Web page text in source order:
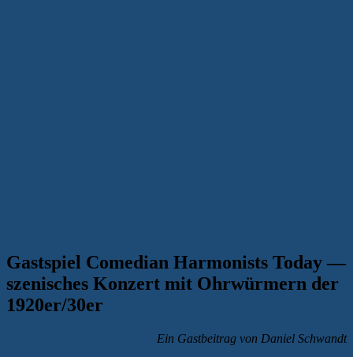
Gastspiel Comedian Harmonists Today —
szenisches Konzert mit Ohrwürmern der
1920er/30er
Ein Gastbeitrag von Daniel Schwandt